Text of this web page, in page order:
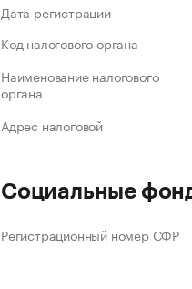
Дата регистрации
Код налогового органа
Наименование налогового
органа
Адрес налоговой
Социальные
Регистрационный номер СФР